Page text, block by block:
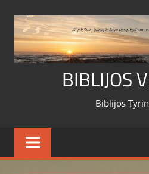
content
BIBLIJOS
Biblijos